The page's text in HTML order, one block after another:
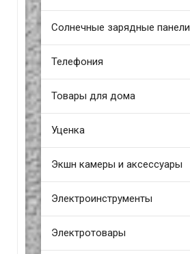
Солнечные зарядные панели
Телефония
Товары для дома
Уценка
Экшн камеры и аксессуары
Электроинструменты
Электротовары